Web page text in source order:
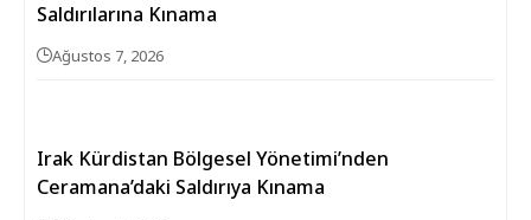
Saldırılarına Kınama
Ağustos 7, 2026
Irak Kürdistan Bölgesel Yönetimi’nden
Ceramana’daki Saldırıya Kınama